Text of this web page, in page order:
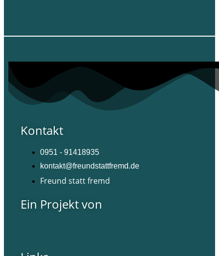
Kontakt
0951 - 91418935
kontakt@freundstattfremd.de
Freund statt fremd
Ein Projekt von